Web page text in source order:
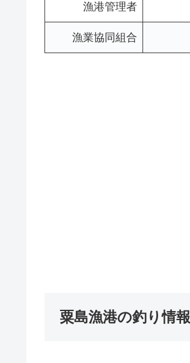
漁港管理者
漁業協同組合
粟島漁港の釣り情報